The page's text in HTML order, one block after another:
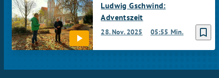
bookmark_border
28. Nov. 2025 05:55 Min.
Ludwig Gschwind:
Adventszeit